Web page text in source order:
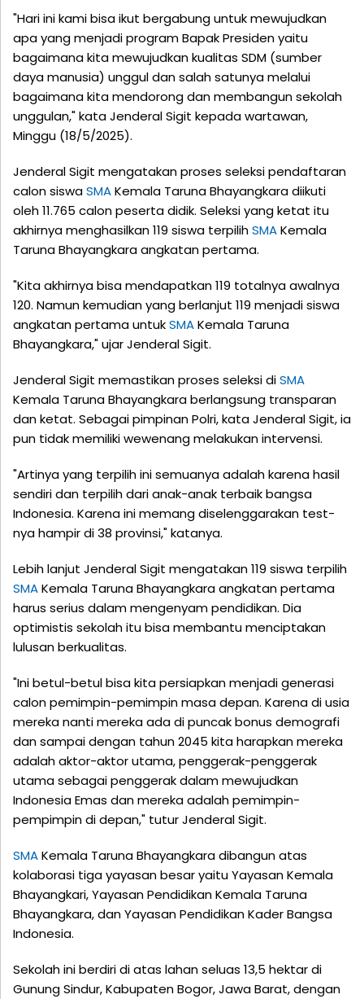
"Hari ini kami bisa ikut bergabung untuk mewujudkan
apa yang menjadi program Bapak Presiden yaitu
bagaimana kita mewujudkan kualitas SDM (sumber
daya manusia) unggul dan salah satunya melalui
bagaimana kita mendorong dan membangun sekolah
unggulan," kata Jenderal Sigit kepada wartawan,
Minggu (18/5/2025).
Jenderal Sigit mengatakan proses seleksi pendaftaran
calon siswaSMAKemala Taruna Bhayangkara diikuti
oleh 11.765 calon peserta didik. Seleksi yang ketat itu
akhirnya menghasilkan 119 siswa terpilihSMAKemala
Taruna Bhayangkara angkatan pertama.
"Kita akhirnya bisa mendapatkan 119 totalnya awalnya
120. Namun kemudian yang berlanjut 119 menjadi siswa
angkatan pertama untukSMAKemala Taruna
Bhayangkara," ujar Jenderal Sigit.
Jenderal Sigit memastikan proses seleksi diSMA
Kemala Taruna Bhayangkara berlangsung transparan
dan ketat. Sebagai pimpinan Polri, kata Jenderal Sigit, ia
pun tidak memiliki wewenang melakukan intervensi.
"Artinya yang terpilih ini semuanya adalah karena hasil
sendiri dan terpilih dari anak-anak terbaik bangsa
Indonesia. Karena ini memang diselenggarakan test-
nya hampir di 38 provinsi," katanya.
Lebih lanjut Jenderal Sigit mengatakan 119 siswa terpilih
SMAKemala Taruna Bhayangkara angkatan pertama
harus serius dalam mengenyam pendidikan. Dia
optimistis sekolah itu bisa membantu menciptakan
lulusan berkualitas.
"Ini betul-betul bisa kita persiapkan menjadi generasi
calon pemimpin-pemimpin masa depan. Karena di usia
mereka nanti mereka ada di puncak bonus demografi
dan sampai dengan tahun 2045 kita harapkan mereka
adalah aktor-aktor utama, penggerak-penggerak
utama sebagai penggerak dalam mewujudkan
Indonesia Emas dan mereka adalah pemimpin-
pempimpin di depan," tutur Jenderal Sigit.
SMAKemala Taruna Bhayangkara dibangun atas
kolaborasi tiga yayasan besar yaitu Yayasan Kemala
Bhayangkari, Yayasan Pendidikan Kemala Taruna
Bhayangkara, dan Yayasan Pendidikan Kader Bangsa
Indonesia.
Sekolah ini berdiri di atas lahan seluas 13,5 hektar di
Gunung Sindur, Kabupaten Bogor, Jawa Barat, dengan